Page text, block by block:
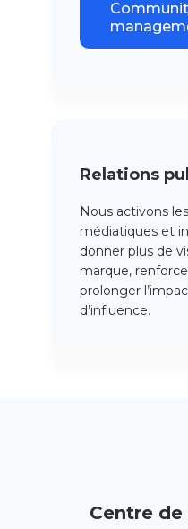
Relations
Nous activons
médiatiques et
donner plus de
marque,
prolonger
d’influence.
Centre de